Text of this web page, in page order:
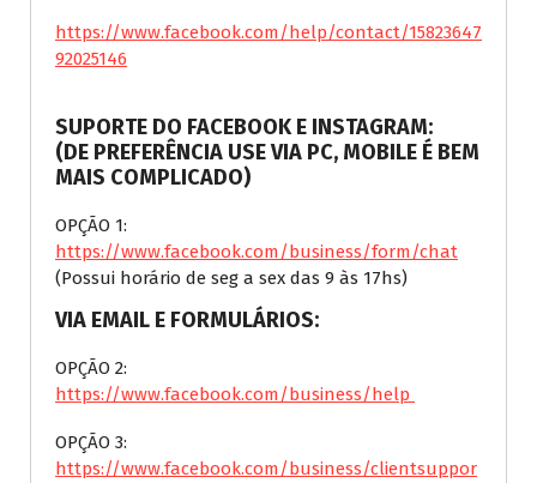
https://www.facebook.com/help/contact/15823647
92025146
SUPORTE DO FACEBOOK E INSTAGRAM:
(DE PREFERÊNCIA USE VIA PC, MOBILE É BEM
MAIS COMPLICADO)
OPÇÃO 1:
https://www.facebook.com/business/form/chat
(Possui horário de seg a sex das 9 às 17hs)
VIA EMAIL E FORMULÁRIOS:
OPÇÃO 2:
https://www.facebook.com/business/help
OPÇÃO 3:
https://www.facebook.com/business/clientsuppor